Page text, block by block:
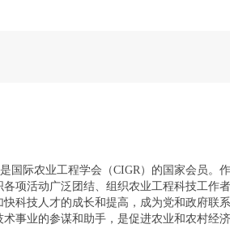
国际农业工程学会（CIGR）的国家会员。
项活动广泛团结、组织农业工程科技工作
科技人才的成长和提高，成为党和政府联
事业的参谋和助手，是促进农业和农村经